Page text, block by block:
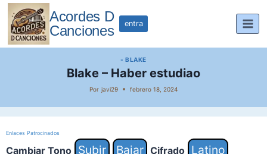
Saltar
contenido
Acordes D
Canciones
entra
- BLAKE
Blake – Haber estudiao
Por javi29 febrero 18, 2024
Enlaces Patrocinados
Cambiar Tono Subir Bajar Cifrado
Latino